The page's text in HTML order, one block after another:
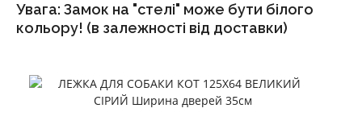
Увага: Замок на "стелі" може бути білого
кольору! (в залежності від доставки)